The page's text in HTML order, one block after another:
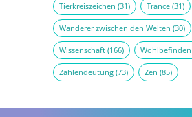
Tierkreiszeichen (31) Trance(31)
Wanderer zwischen den Welten (30)
Wissenschaft(166) Wohlbefinden
Zahlendeutung(73) Zen (85)